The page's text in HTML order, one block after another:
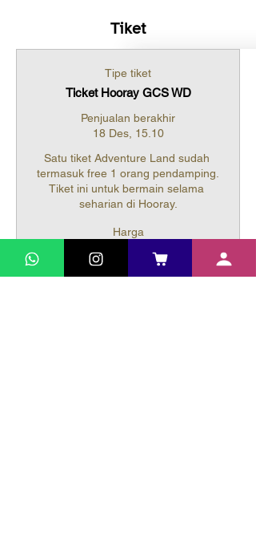
Tiket
Tipe tiket
Ticket Hooray GCS WD
Penjualan berakhir
18 Des, 15.10
Satu tiket Adventure Land sudah
termasuk free 1 orang pendamping.
Tiket ini untuk bermain selama
seharian di Hooray.
Harga
Weekday